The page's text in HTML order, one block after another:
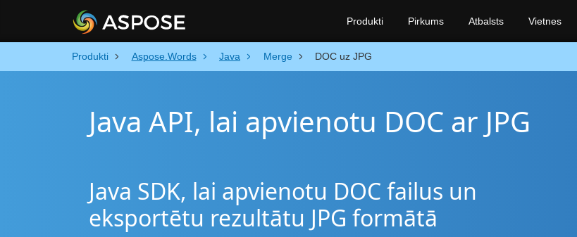
Produkti Aspose.Words Java Merge DOC uz JPG
Java API, lai apvienotu DOC ar JPG
Java SDK, lai apvienotu DOC failus un
eksportētu rezultātu JPG formātā
Produkti Pirkums Atbalsts Vietnes